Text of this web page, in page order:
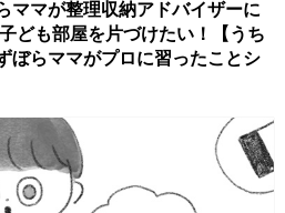
ママが整理収納アドバイザーに
ども部屋を片づけたい！【うち
ぼらママがプロに習ったことシ